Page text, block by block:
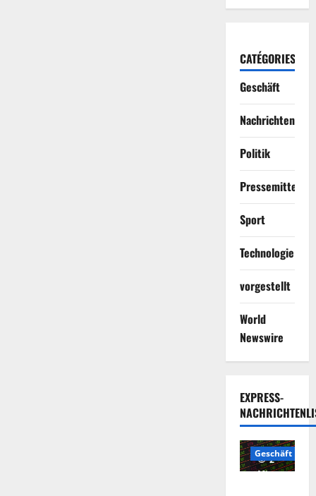
CATÉGORIES
Geschäft
Nachrichten
Politik
Sport
Technologie
vorgestellt
World
Newswire
EXPRESS-
2
Minuten
Geschäft